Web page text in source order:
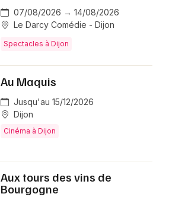
07/08/2026 → 14/08/2026
Le Darcy Comédie - Dijon
Spectacles à Dijon
Au Maquis
Jusqu'au 15/12/2026
Dijon
Cinéma à Dijon
Aux tours des vins de
Bourgogne